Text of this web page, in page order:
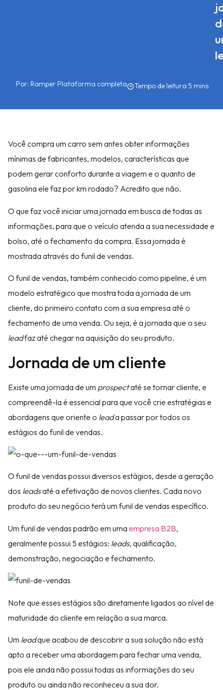
Por: Ramper Plataforma completa
Você compra um carro sem antes obter informações
mínimas de fabricantes, modelos, características que
podem gerar conforto durante a viagem e o quanto de
gasolina ele faz por km rodado? Acredito que não.
O que faz você iniciar uma jornada em busca de todas as
informações, para que o veículo atenda a sua necessidade e
bolso, até o fechamento da compra. Essa jornada é
mostrada através do funil de vendas.
O funil de vendas, também conhecido como pipeline, é um
modelo estratégico que mostra toda a jornada de um
cliente, do primeiro contato com a sua empresa até o
fechamento de uma venda. Ou seja, é a jornada que o seu
leadfaz até chegar na aquisição do seu produto.
Jornada de um cliente
Existe uma jornada de um prospectaté se tornar cliente, e
compreendê-la é essencial para que você crie estratégias e
abordagens que oriente o leada passar por todos os
estágios do funil de vendas.
O funil de vendas possui diversos estágios, desde a geração
dos leadsaté a efetivação de novos clientes. Cada novo
produto do seu negócio terá um funil de vendas específico.
Um funil de vendas padrão em uma empresa B2B,
geralmente possui 5 estágios: leads, qualificação,
demonstração, negociação e fechamento.
Note que esses estágios são diretamente ligados ao nível de
maturidade do cliente em relação a sua marca.
Um leadque acabou de descobrir a sua solução não está
apto a receber uma abordagem para fechar uma venda,
pois ele ainda não possui todas as informações do seu
produto ou ainda não reconheceu a sua dor.